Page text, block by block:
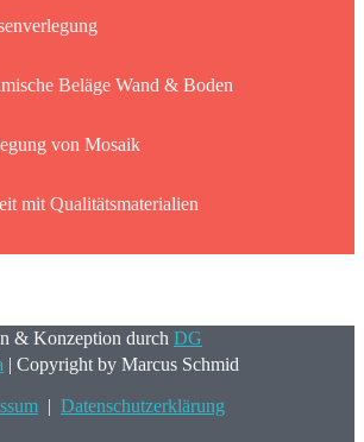
Beläge Wand & Boden
von Mosaik
mit Qualitätsmaterialien
& Konzeption durch DG
| Copyright by Marcus Schmid
| Datenschutzerklärung